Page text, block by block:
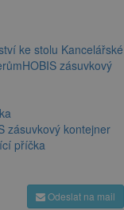
ke stolu Kancelářské
HOBIS zásuvkový
Odeslat na mail